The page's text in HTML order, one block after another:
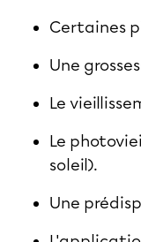
Certaines
Une
Le
Le
soleil).
Une